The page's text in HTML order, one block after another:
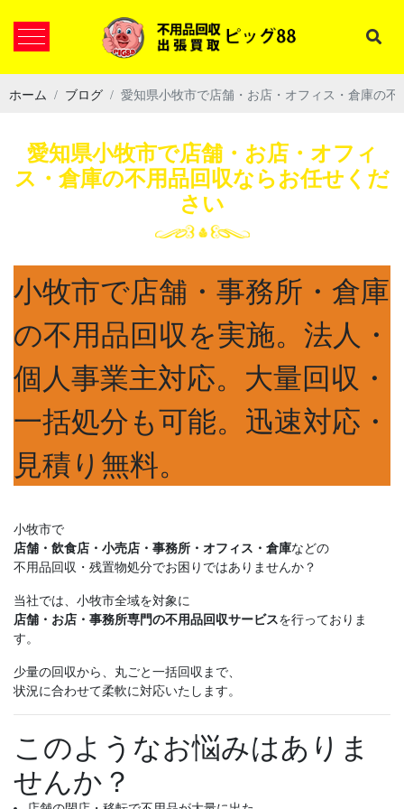
ホーム ブログ 愛知県小牧市で店舗・お店・オフィス・倉庫の
愛知県小牧市で店舗・お店・オフィ
ス・倉庫の不用品回収ならお任せくだ
さい
小牧市で店舗・事務所・倉庫
の不用品回収を実施。法人・
個人事業主対応。大量回収・
一括処分も可能。迅速対応・
見積り無料。
小牧市で
店舗・飲食店・小売店・事務所・オフィス・倉庫などの
不用品回収・残置物処分でお困りではありませんか？
当社では、小牧市全域を対象に
店舗・お店・事務所専門の不用品回収サービス を行っておりま
す。
少量の回収から、丸ごと一括回収まで、
状況に合わせて柔軟に対応いたします。
このようなお悩みはありま
せんか？